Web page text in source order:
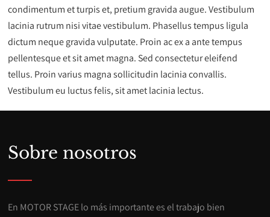
condimentum et turpis et, pretium gravida augue. Vestibulum
lacinia rutrum nisi vitae vestibulum. Phasellus tempus ligula
dictum neque gravida vulputate. Proin ac ex a ante tempus
pellentesque et sit amet magna. Sed consectetur eleifend
tellus. Proin varius magna sollicitudin lacinia convallis.
Vestibulum eu luctus felis, sit amet lacinia lectus.
Sobre nosotros
En MOTOR STAGE lo más importante es el trabajo bien